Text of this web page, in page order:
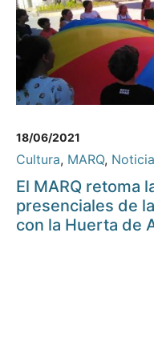
18/06/2021
Cultura, MARQ,
El MARQ retoma
presenciales de
con la Huerta de